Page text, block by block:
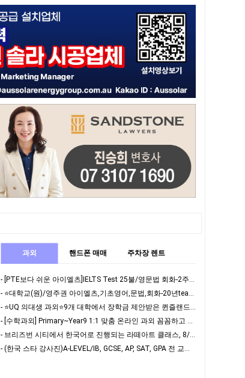
과외 핸드폰 매매 주차장 렌트
- [PTE보다 쉬운 아이엘츠]IELTS Test 25불/영문법 회화-2주만에 목표점수달성 돈…
- ⭐대학교(원)/영주권 아이엘츠,기초영어,문법,회화-20년teaching경력1:1맞춤과외⭐
- ⭐️UQ 의대생 과외⭐️9개 대학에서 장학금 제안받은 퀸즐랜드 수석 졸업생
- [수학과외] Primary~Year9 1:1 맞춤 온라인 과외 꼼꼼하고 성실하게 지도
- 브리즈번 시티에서 한국어로 진행되는 라떼아트 클래스, 8/29(토)에 열립니다
- (한국 스타 강사진)A-LEVEL/IB, GCSE, AP, SAT, GPA 전 교과 수업,…